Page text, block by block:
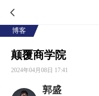
博客
颠覆商学院
2024年04月08日 17:41
郭盛